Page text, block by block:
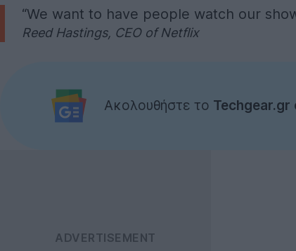
“We want to have people watch our
Reed Hastings, CEO of Netflix
Ακολουθήστε το Techgear.gr